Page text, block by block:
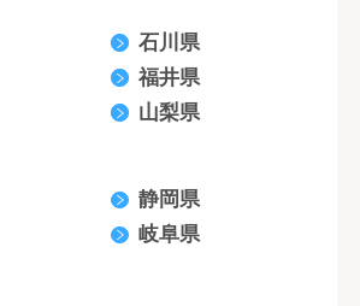
石川県
福井県
山梨県
静岡県
岐阜県